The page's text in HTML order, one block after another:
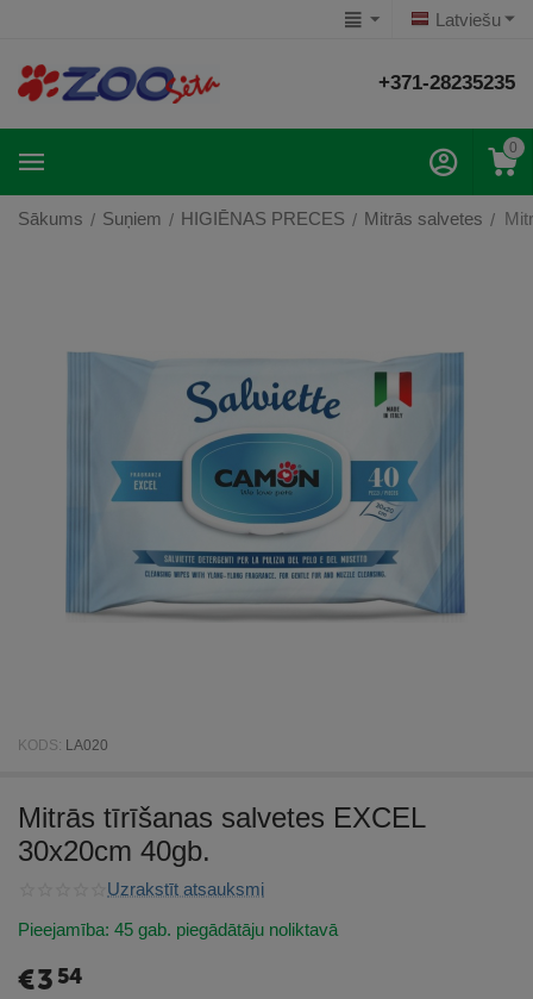
Latviešu
+371-28235235
0
Sākums / Suņiem / HIGIĒNAS PRECES / Mitrās salvetes /
KODS: LA020
Mitrās tīrīšanas salvetes EXCEL
30x20cm 40gb.
Uzrakstīt atsauksmi
Pieejamība: 45 gab. piegādātāju noliktavā
€3 54